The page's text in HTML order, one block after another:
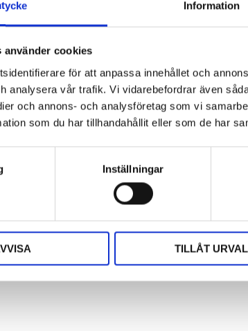
Information
använder cookies
för att anpassa innehållet och
analysera vår trafik. Vi vidarebefordrar även
och annons- och analysföretag som vi
som du har tillhandahållit eller som de har
Inställningar
TILLÅT URVAL
på en stjärna för att sätta ditt betyg